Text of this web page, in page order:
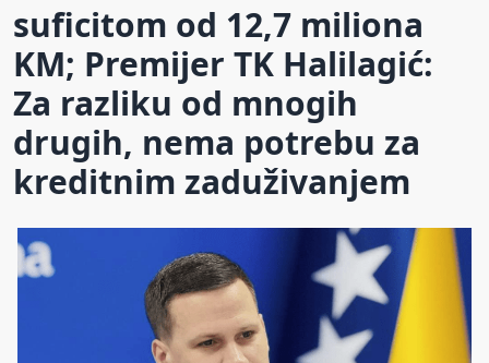
suficitom od 12,7 miliona
KM; Premijer TK Halilagić:
Za razliku od mnogih
drugih, nema potrebu za
kreditnim zaduživanjem